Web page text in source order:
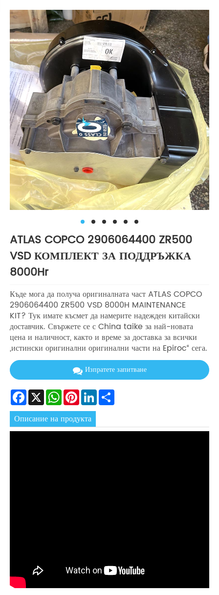
ATLAS COPCO 2906064400 ZR500
VSD КОМПЛЕКТ ЗА ПОДДРЪЖКА
8000Hr
Къде мога да получа оригиналната част ATLAS COPCO
2906064400 ZR500 VSD 8000H MAINTENANCE
KIT? Тук имате късмет да намерите надежден китайски
доставчик. Свържете се с China taike за най-новата
цена и наличност, както и време за доставка за всички
„истински оригинални оригинални части на Epiroc“ сега.
Изпратете запитване
Facebook
X WhatsApp
Pinterest
LinkedIn
Описание на продукта